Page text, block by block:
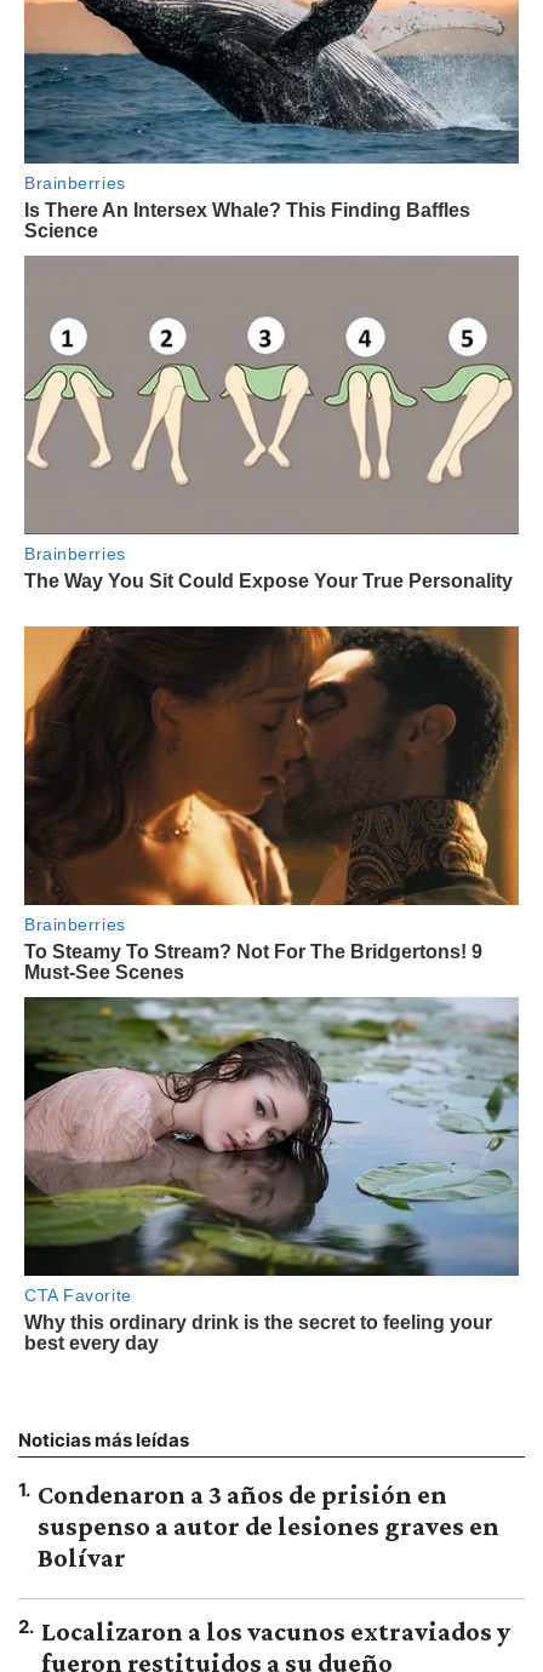
Noticias más leídas
1. Condenaron a 3 años de prisión en
suspenso a autor de lesiones graves en
Bolívar
2. Localizaron a los vacunos extraviados y
fueron restituidos a su dueño